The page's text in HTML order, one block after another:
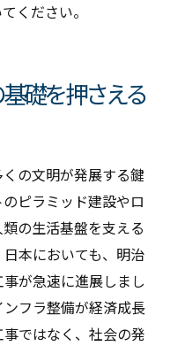
ください。
礎を押さえる
の文明が発展する鍵
ピラミッド建設やロ
の生活基盤を支える
本においても、明治
が急速に進展しまし
フラ整備が経済成長
ではなく、社会の発